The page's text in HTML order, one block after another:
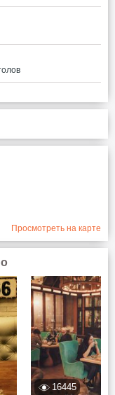
Просмотреть на карте
16445